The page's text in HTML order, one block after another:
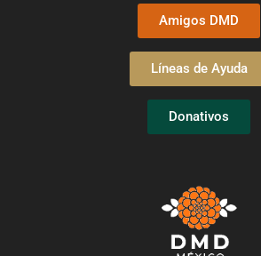
Amigos DMD
Líneas de Ayuda
Donativos